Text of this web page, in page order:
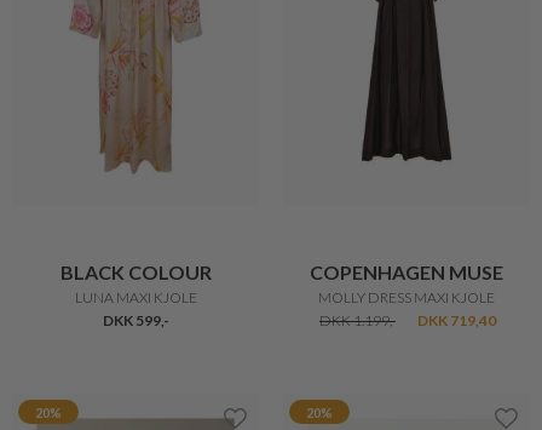
BLACK COLOUR
LUNA MAXI KJOLE
DKK 599,-
COPENHAGEN MUSE
MOLLY DRESS MAXI KJOLE
DKK 1.199,-
DKK 719,40
20% 20%